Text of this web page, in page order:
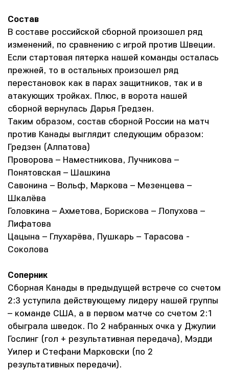
Состав
В составе российской сборной произошел ряд
изменений, по сравнению с игрой против Швеции.
Если стартовая пятерка нашей команды осталась
прежней, то в остальных произошел ряд
перестановок как в парах защитников, так и в
атакующих тройках. Плюс, в ворота нашей
сборной вернулась Дарья Гредзен.
Таким образом, состав сборной России на матч
против Канады выглядит следующим образом:
Гредзен (Алпатова)
Проворова – Наместникова, Лучникова –
Понятовская – Шашкина
Савонина – Вольф, Маркова – Мезенцева –
Шкалёва
Головкина – Ахметова, Борискова – Лопухова –
Лифатова
Цацына – Глухарёва, Пушкарь – Тарасова -
Соколова
Соперник
Сборная Канады в предыдущей встрече со счетом
2:3 уступила действующему лидеру нашей группы
– команде США, а в первом матче со счетом 2:1
обыграла шведок. По 2 набранных очка у Джулии
Гослинг (гол + результативная передача), Мэдди
Уилер и Стефани Марковски (по 2
результативных передачи).